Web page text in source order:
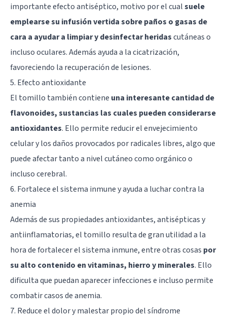
importante efecto antiséptico, motivo por el cualsuele
emplearse su infusión vertida sobre paños o gasas de
cara a ayudar a limpiar y desinfectar heridascutáneas o
incluso oculares. Además ayuda a la cicatrización,
favoreciendo la recuperación de lesiones.
5. Efecto antioxidante
El tomillo también contiene una interesante cantidad de
flavonoides, sustancias las cuales pueden considerarse
antioxidantes. Ello permite reducir el envejecimiento
celular y los daños provocados por radicales libres, algo que
puede afectar tanto a nivel cutáneo como orgánico o
incluso cerebral.
6. Fortalece el sistema inmune y ayuda a luchar contra la
anemia
Además de sus propiedades antioxidantes, antisépticas y
antiinflamatorias, el tomillo resulta de gran utilidad a la
hora de fortalecer el sistema inmune, entre otras cosas por
su alto contenido en vitaminas, hierro y minerales. Ello
dificulta que puedan aparecer infecciones e incluso permite
combatir casos de anemia.
7. Reduce el dolor y malestar propio del síndrome